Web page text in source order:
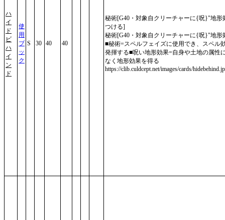
ハ
イ
ド
ビ
ハ
イ
ン
ド
使
用
ブ
ッ
ク
S 30 40 40
秘術[G40・対象自クリーチャーに{呪}"地形
つける]
秘術[G40・対象自クリーチャーに{呪}"地形
■秘術=スペルフェイズに使用でき、スペル
発揮する■呪い地形効果=自身や土地の属性
なく地形効果を得る
https://clib.culdcept.net/images/cards/